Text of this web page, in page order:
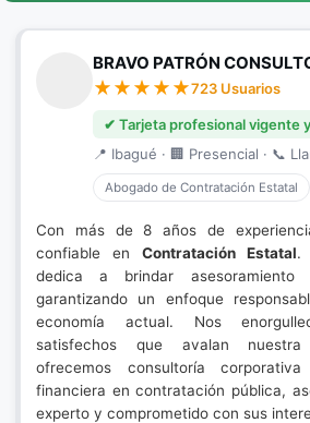
BRAVO PATRÓN
723 Usuarios
✔ Tarjeta profesional vigente
📍 Ibagué · 🏢 Presencial · 📞
Abogado de Contratación Estatal
Con más de 8 años de
confiable en Contratación Estatal.
dedica a brindar
garantizando un enfoque
economía actual. Nos
satisfechos que avalan nuestra
ofrecemos consultoría
financiera en contratación pública,
experto y comprometido con sus